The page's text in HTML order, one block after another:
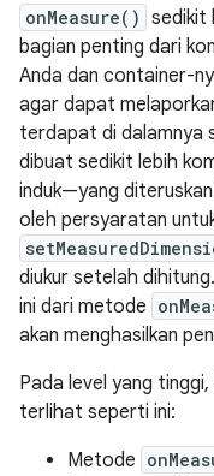
onMeasure() sedikit
bagian penting dari
Anda dan container-
agar dapat
terdapat di dalamnya
dibuat sedikit lebih
induk—yang
oleh persyaratan
diukur setelah
ini dari metode
akan menghasilkan
Pada level yang
terlihat seperti ini:
Metode